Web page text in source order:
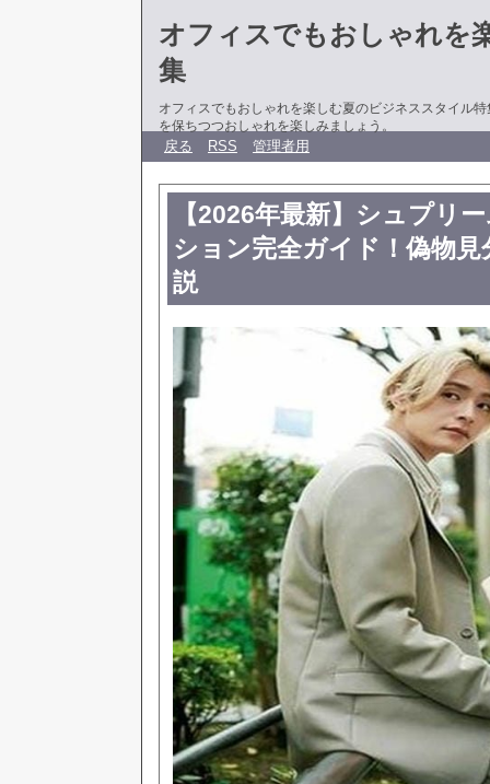
オフィスでもおしゃれを
集
オフィスでもおしゃれを楽しむ夏のビジネススタイル
を保ちつつおしゃれを楽しみましょう。
戻る RSS 管理者用
【2026年最新】シュプリ
ション完全ガイド！偽物
説